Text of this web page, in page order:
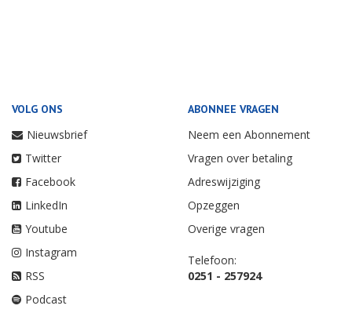
VOLG ONS
Nieuwsbrief
Twitter
Facebook
LinkedIn
Youtube
Instagram
RSS
Podcast
ABONNEE VRAGEN
Neem een Abonnement
Vragen over betaling
Adreswijziging
Opzeggen
Overige vragen
Telefoon:
0251 - 257924